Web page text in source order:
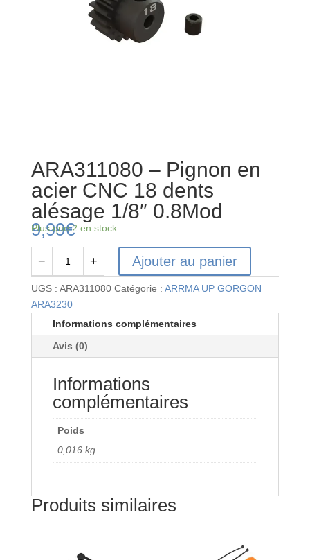
ARA311080 – Pignon en
acier CNC 18 dents
alésage 1/8″ 0.8Mod
9,99€
Plus que 2 en stock
quantité
de
ARA311080
-
dents
alésage
− + Ajouter au panier
UGS : ARA311080 Catégorie : ARRMA UP GORGON
ARA3230
Informations complémentaires
Avis (0)
Informations
complémentaires
Poids
0,016 kg
Produits similaires